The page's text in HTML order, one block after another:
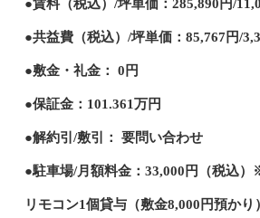
●賃料（税込）/坪単価：285,890円/
●共益費（税込）/坪単価：85,767円/
●敷金・礼金： 0円
●保証金：101.361万円
●解約引/敷引： 要問い合わせ
●駐車場/月額料金：33,000円（税込
リモコン1個貸与（敷金8,000円預かり）